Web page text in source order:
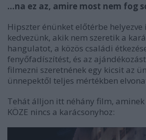
...na ez az, amire most nem fog
Hipszter énünket előtérbe helyezve
kedvezünk, akik nem szeretik a
hangulatot, a közös családi
fenyőfadíszítést, és az
filmezni szeretnének egy kicsit az
ünnepektől teljes mértékben
Tehát álljon itt néhány film,
KÖZE nincs a karácsonyhoz: